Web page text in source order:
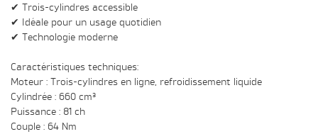
✔ Trois-cylindres accessible
✔ Idéale pour un usage quotidien
✔ Technologie moderne
Caractéristiques techniques:
Moteur : Trois-cylindres en ligne, refroidissement liquide
Cylindrée : 660 cm³
Puissance : 81 ch
Couple : 64 Nm